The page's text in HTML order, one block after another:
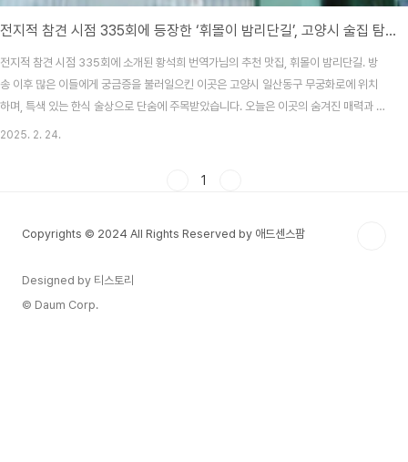
전지적 참견 시점 335회에 등장한 ‘휘몰이 밤리단길’, 고양시 술집 탐방기
전지적 참견 시점 335회에 소개된 황석희 번역가님의 추천 맛집, 휘몰이 밤리단길. 방
송 이후 많은 이들에게 궁금증을 불러일으킨 이곳은 고양시 일산동구 무궁화로에 위치
하며, 특색 있는 한식 술상으로 단숨에 주목받았습니다. 오늘은 이곳의 숨겨진 매력과 함
께 방문을 더욱 즐겁게 해 줄 추천 메뉴와 팁을 소개해 드립니다.휘몰이 밤리단길의 위치
다. 우드톤 가구와 은은한 조명,..
2025. 2. 24.
1
Copyrights © 2024 All Rights Reserved by 애드센스팜
Designed by 티스토리
© Daum Corp.